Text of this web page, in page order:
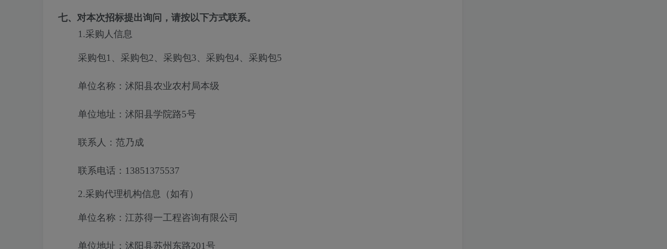
七、对本次招标提出询问，请按以下方式联系。
1.采购人信息
采购包1、采购包2、采购包3、采购包4、采购包5
单位名称：沭阳县农业农村局本级
单位地址：沭阳县学院路5号
联系人：范乃成
联系电话：13851375537
2.采购代理机构信息（如有）
单位名称：江苏得一工程咨询有限公司
单位地址：沭阳县苏州东路201号